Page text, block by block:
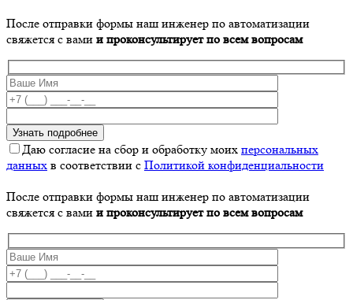
После отправки формы наш инженер по автоматизации
свяжется с вами и проконсультирует по всем вопросам
Даю согласие на сбор и обработку моих персональных
данных в соответствии с Политикой конфиденциальности
После отправки формы наш инженер по автоматизации
свяжется с вами и проконсультирует по всем вопросам